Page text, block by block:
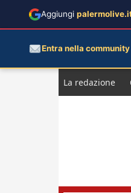
La redazione
Aggiungi
Entra nella